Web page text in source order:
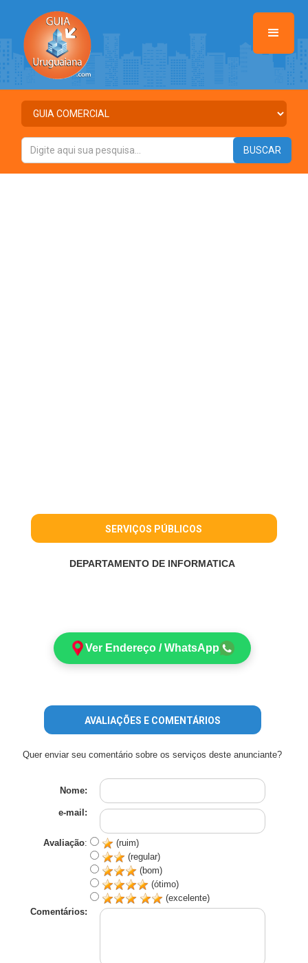
SERVIÇOS PÚBLICOS
DEPARTAMENTO DE INFORMATICA
Ver Endereço / WhatsApp
AVALIAÇÕES E COMENTÁRIOS
Quer enviar seu comentário sobre os serviços deste anunciante?
Nome:
e-mail:
Avaliação:
(ruim)
(regular)
(bom)
(ótimo)
(excelente)
Comentários: